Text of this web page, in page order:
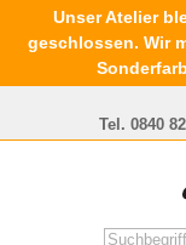
Unser Atelier
geschlossen. Wir
Tel. 0840